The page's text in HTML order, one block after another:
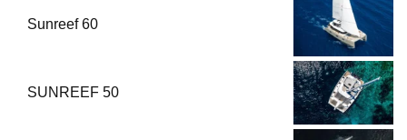
Sunreef 60
SUNREEF 50